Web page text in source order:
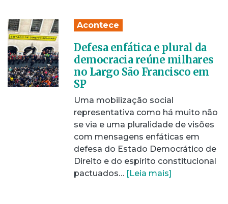
Acontece
Defesa enfática e plural da
democracia reúne milhares
no Largo São Francisco em
SP
Uma mobilização social
representativa como há muito não
se via e uma pluralidade de visões
com mensagens enfáticas em
defesa do Estado Democrático de
Direito e do espírito constitucional
pactuados… [Leia mais]